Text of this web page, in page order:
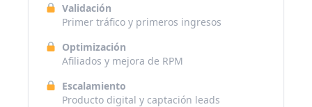
Validación
Primer tráfico y primeros ingresos
Optimización
Afiliados y mejora de RPM
Escalamiento
Producto digital y captación leads